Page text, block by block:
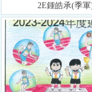
2E鍾皓承(季軍